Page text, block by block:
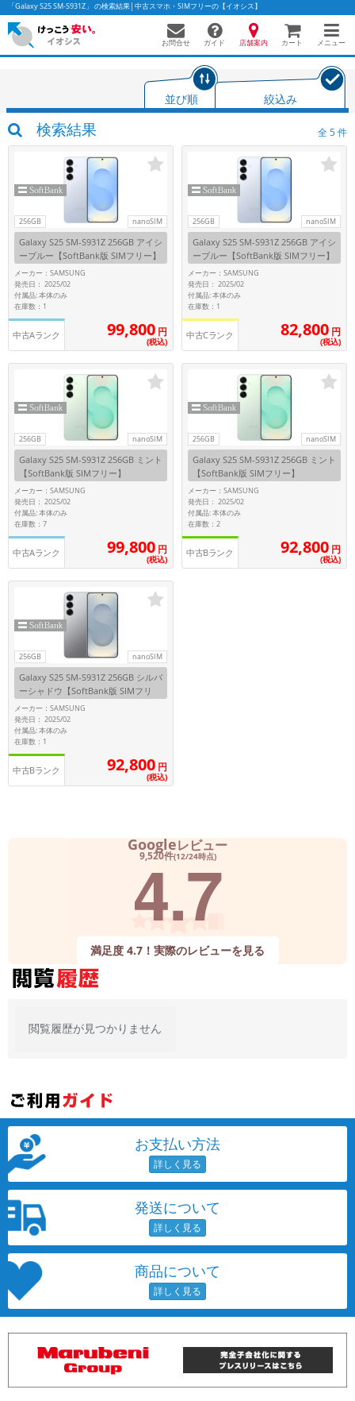
「Galaxy S25 SM-S931Z」 の検索結果│中古スマホ・SIMフリーの【イオシス】
お問合せ ガイド 店舗案内 カート メニュー
並び順 絞込み
検索結果 全 5件
256GB nanoSIM
Galaxy S25 SM-S931Z 256GB アイシ
ーブルー【SoftBank版 SIMフリー】
メーカー：SAMSUNG
発売日： 2025/02
付属品: 本体のみ
在庫数：1
中古Aランク 99,800 円
(税込)
256GB nanoSIM
Galaxy S25 SM-S931Z 256GB アイシ
ーブルー【SoftBank版 SIMフリー】
メーカー：SAMSUNG
発売日： 2025/02
付属品: 本体のみ
在庫数：1
中古Cランク 82,800 円
(税込)
256GB nanoSIM
Galaxy S25 SM-S931Z 256GB ミント
【SoftBank版 SIMフリー】
メーカー：SAMSUNG
発売日： 2025/02
付属品: 本体のみ
在庫数：7
中古Aランク 99,800 円
(税込)
256GB nanoSIM
Galaxy S25 SM-S931Z 256GB ミント
【SoftBank版 SIMフリー】
メーカー：SAMSUNG
発売日： 2025/02
付属品: 本体のみ
在庫数：2
中古Bランク 92,800 円
(税込)
256GB nanoSIM
Galaxy S25 SM-S931Z 256GB シルバ
ーシャドウ【SoftBank版 SIMフリ
ー】
メーカー：SAMSUNG
発売日： 2025/02
付属品: 本体のみ
在庫数：1
中古Bランク 92,800 円
(税込)
Googleレビュー
9,520件(12/24時点)
4.7
満足度 4.7！実際のレビューを見る
閲覧履歴が見つかりません
お支払い方法
発送について
商品について
かんたんパソコン検索に切り替える
フリーワード
除外ワード
人気の検索ワード：Let's noteEliteBook MacBook
カテゴリー
商品ジャンルの絞り込み
「スマートフォン」「タブレット」など
シリーズ
商品シリーズ名・ブランド名の絞り込み。
製造、販売メーカーの絞り込み
「Apple」「SONY」「SHARP」など
機能・特徴
商品の搭載機能による絞り込み
「5G対応」「防水」「ワンセグ」など
ドライブ
ドライブの絞り込み
ランク
商品状態の絞り込み
CPUの絞り込み
OS
メモリ
容量
年
各項目のチェックボックスは「or検索」となります。
ただし機能別のみ「and検索」となります。